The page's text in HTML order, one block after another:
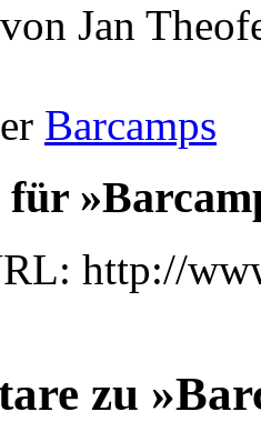
Jan
Barcamps
http://
zu